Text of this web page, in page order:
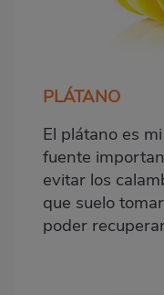
PLÁTANO
El plátano es
fuente
evitar los
que suelo
poder